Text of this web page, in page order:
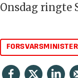
Onsdag ringte
FORSVARSMINISTER